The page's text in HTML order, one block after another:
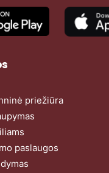
priežiūra
paslaugos